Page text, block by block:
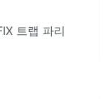
트랩 파리